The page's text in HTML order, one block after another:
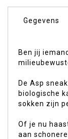
afbeeldingen-
Gegevens
Ben jij
De Asp
biologische
sokken zijn
Of je nu
aan